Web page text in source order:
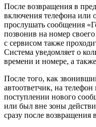
После возвращения в
включения телефона или
прослушать сообщения
позвонив на номер
с сервисом также
Система уведомляет о
времени и номере, а
После того, как
автоответчик, на
поступлении нового
или был вне зоны
сразу после возвращения